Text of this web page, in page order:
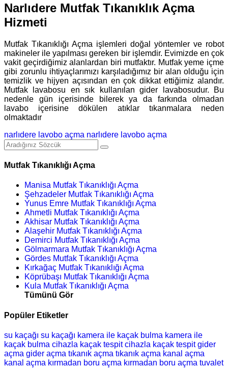
Narlıdere Mutfak Tıkanıklık Açma
Hizmeti
Mutfak Tıkanıklığı Açma işlemleri doğal yöntemler ve robot
makineler ile yapılması gereken bir işlemdir. Evimizde en çok
vakit geçirdiğimiz alanlardan biri mutfaktır. Mutfak yeme içme
gibi zorunlu ihtiyaçlarımızı karşıladığımız bir alan olduğu için
temizlik ve hijyen açısından en çok dikkat ettiğimiz alandır.
Mutfak lavabosu en sık kullanılan gider lavabosudur. Bu
nedenle gün içerisinde bilerek ya da farkında olmadan
lavabo içerisine dökülen atıklar tıkanmalara neden
olmaktadır
narlıdere lavobo açma narlıdere lavobo açma
Mutfak Tıkanıklığı Açma
Manisa Mutfak Tıkanıklığı Açma
Şehzadeler Mutfak Tıkanıklığı Açma
Yunus Emre Mutfak Tıkanıklığı Açma
Ahmetli Mutfak Tıkanıklığı Açma
Akhisar Mutfak Tıkanıklığı Açma
Alaşehir Mutfak Tıkanıklığı Açma
Demirci Mutfak Tıkanıklığı Açma
Gölmarmara Mutfak Tıkanıklığı Açma
Gördes Mutfak Tıkanıklığı Açma
Kırkağaç Mutfak Tıkanıklığı Açma
Köprübaşı Mutfak Tıkanıklığı Açma
Kula Mutfak Tıkanıklığı Açma
Tümünü Gör
Popüler Etiketler
su kaçağı su kaçağı kamera ile kaçak bulma kamera ile
kaçak bulma cihazla kaçak tespit cihazla kaçak tespit gider
açma gider açma tıkanık açma tıkanık açma kanal açma
kanal açma kırmadan boru açma kırmadan boru açma tuvalet